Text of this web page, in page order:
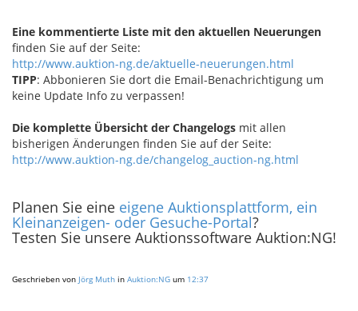
Eine kommentierte Liste mit den aktuellen Neuerungen
finden Sie auf der Seite:
http://www.auktion-ng.de/aktuelle-neuerungen.html
TIPP: Abbonieren Sie dort die Email-Benachrichtigung um
keine Update Info zu verpassen!
Die komplette Übersicht der Changelogs mit allen
bisherigen Änderungen finden Sie auf der Seite:
http://www.auktion-ng.de/changelog_auction-ng.html
Planen Sie eine eigene Auktionsplattform, ein
Kleinanzeigen- oder Gesuche-Portal?
Testen Sie unsere Auktionssoftware Auktion:NG!
Geschrieben von Jörg Muth in Auktion:NG um 12:37